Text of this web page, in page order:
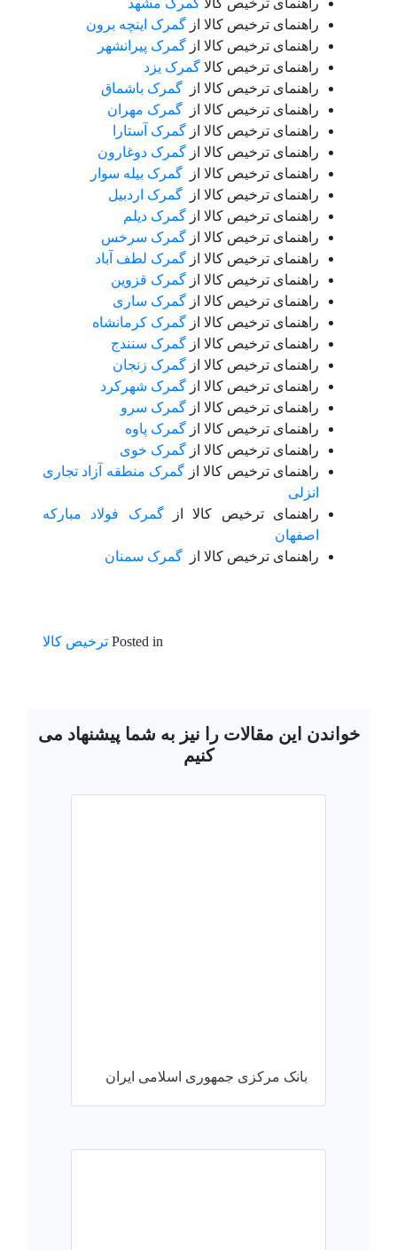
راهنمای ترخیص کالا از گمرک اینچه برون
راهنمای ترخیص کالا از گمرک پیرانشهر
راهنمای ترخیص کالا گمرک یزد
راهنمای ترخیص کالا از گمرک باشماق
راهنمای ترخیص کالا از گمرک مهران
راهنمای ترخیص کالا از گمرک آستارا
راهنمای ترخیص کالا از گمرک دوغارون
راهنمای ترخیص کالا از گمرک بیله سوار
راهنمای ترخیص کالا از گمرک اردبیل
راهنمای ترخیص کالا از گمرک دیلم
راهنمای ترخیص کالا از گمرک سرخس
راهنمای ترخیص کالا از گمرک لطف آباد
راهنمای ترخیص کالا از گمرک قزوین
راهنمای ترخیص کالا از گمرک ساری
راهنمای ترخیص کالا از گمرک کرمانشاه
راهنمای ترخیص کالا از گمرک سنندج
راهنمای ترخیص کالا از گمرک زنجان
راهنمای ترخیص کالا از گمرک شهرکرد
راهنمای ترخیص کالا از گمرک سرو
راهنمای ترخیص کالا از گمرک پاوه
راهنمای ترخیص کالا از گمرک خوی
راهنمای ترخیص کالا از گمرک منطقه آزاد تجاری
انزلی
راهنمای ترخیص کالا ازگمرک فولاد مبارکه
اصفهان
راهنمای ترخیص کالا از گمرک سمنان
Posted in ترخیص کالا
خواندن این مقالات را نیز به شما پیشنهاد می
کنیم
بانک مرکزی جمهوری اسلامی ایران